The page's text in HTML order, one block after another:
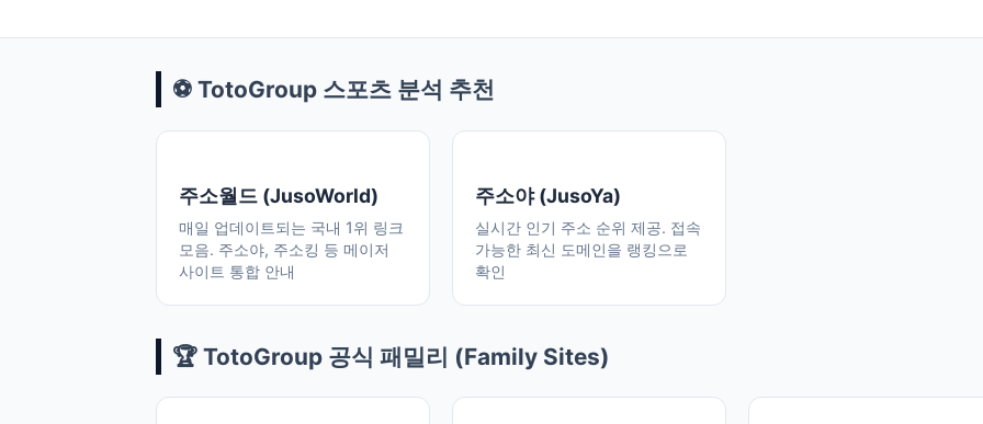
⚽ TotoGroup 스포츠 분석 추천
주소월드 (JusoWorld)
매일 업데이트되는 국내 1위 링크
모음. 주소야, 주소킹 등 메이저
사이트 통합 안내
주소야 (JusoYa)
실시간 인기 주소 순위 제공. 접속
가능한 최신 도메인을 랭킹으로
확인
🏆 TotoGroup 공식 패밀리 (Family Sites)